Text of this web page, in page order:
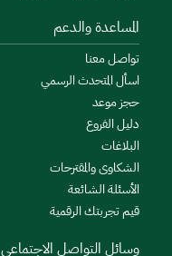
المساعدة والدعم
تواصل معنا
اسأل المتحدث الرسمي
حجز موعد
دليل الفروع
البلاغات
الشكاوى والمقترحات
الأسئلة الشائعة
قيم تجربتك الرقمية
وسائل التواصل الاجتماعي